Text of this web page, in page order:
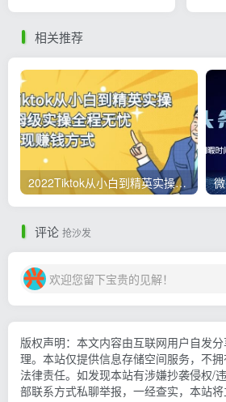
相关推荐
2022Tiktok从小白到精英实操，0-1保姆级实操全程无忧，多种变现赚钱方式
评论 抢沙发
欢迎您留下宝贵的见解！
版权声明：本文内容由互联网用户自发
理。本站仅提供信息存储空间服务，不
法律责任。如发现本站有涉嫌抄袭侵权/
部联系方式私聊举报，一经查实，本站将